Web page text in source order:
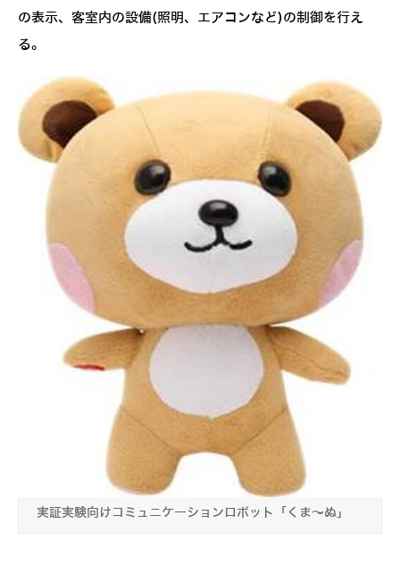
の表示、客室内の設備(照明、エアコンなど)の制御を行え
る。
実証実験向けコミュニケーションロボット「くま～ぬ」